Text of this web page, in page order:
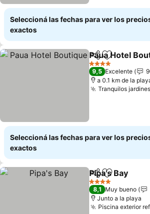
Seleccioná las fechas para ver los
exactos
Compartir
Añadir a
Paua Hotel
4 Estrellas
9,5 Excelente
a 0.1 km de la
Tranquilos
Seleccioná las fechas para ver los
exactos
Compartir
Añadir a
Pipa's Bay
4 Estrellas
8,1 Muy bueno
Junto a la playa
Piscina exterior